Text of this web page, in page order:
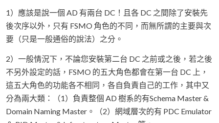
1）應該是說一個 AD 有兩台 DC！且各 DC 之間除了安裝先
後次序以外，只有 FSMO 角色的不同，而無所謂的主要與次
要（只是一般通俗的說法）之分。
2）一般情況下，不論您安裝第二台 DC 之前或之後，若之後
不另外設定的話，FSMO 的五大角色都會在第一台 DC 上，
這五大角色的功能各不相同，各自負責自己的工作，其中又
分為兩大類：（1）負責整個 AD 樹系的有Schema Master &
Domain Naming Master。（2）網域層次的有 PDC Emulator